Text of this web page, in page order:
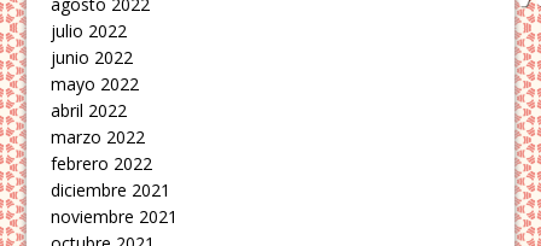
julio 2022
junio 2022
mayo 2022
abril 2022
marzo 2022
febrero 2022
diciembre 2021
noviembre 2021